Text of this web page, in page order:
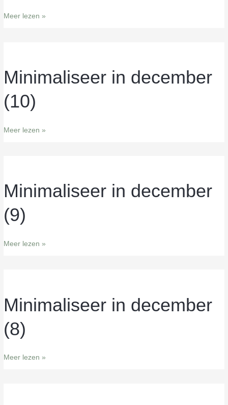
Meer lezen »
Minimaliseer in december
(10)
Minimaliseer
in
december
(10)
Meer lezen »
Minimaliseer in december
(9)
Minimaliseer
in
december
(9)
Meer lezen »
Minimaliseer in december
(8)
Minimaliseer
in
december
(8)
Meer lezen »